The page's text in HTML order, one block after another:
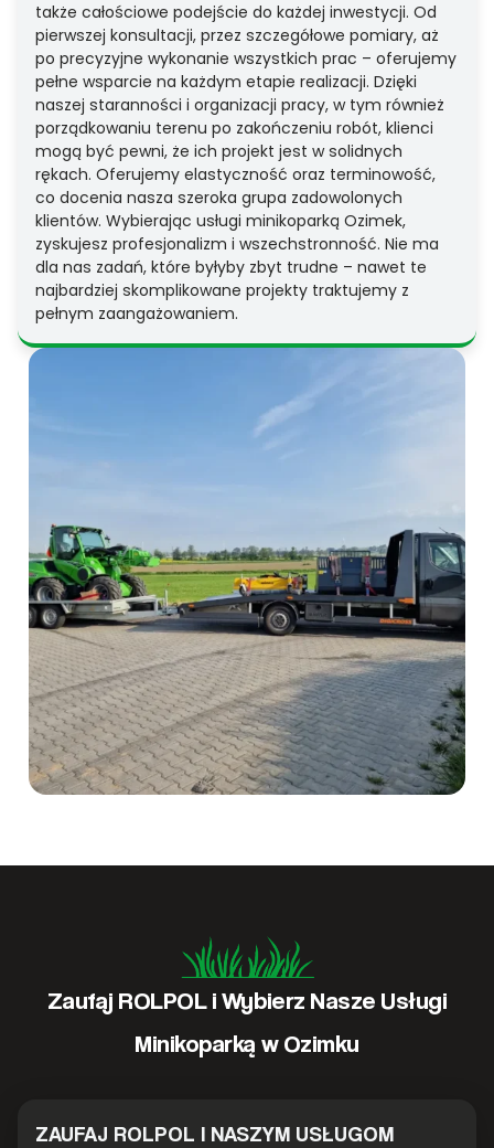
także całościowe podejście do każdej inwestycji. Od
pierwszej konsultacji, przez szczegółowe pomiary, aż
po precyzyjne wykonanie wszystkich prac – oferujemy
pełne wsparcie na każdym etapie realizacji. Dzięki
naszej staranności i organizacji pracy, w tym również
porządkowaniu terenu po zakończeniu robót, klienci
mogą być pewni, że ich projekt jest w solidnych
rękach. Oferujemy elastyczność oraz terminowość,
co docenia nasza szeroka grupa zadowolonych
klientów. Wybierając usługi minikoparką Ozimek,
zyskujesz profesjonalizm i wszechstronność. Nie ma
dla nas zadań, które byłyby zbyt trudne – nawet te
najbardziej skomplikowane projekty traktujemy z
pełnym zaangażowaniem.
Zaufaj ROLPOL i Wybierz Nasze Usługi
Minikoparką w Ozimku
ZAUFAJ ROLPOL I NASZYM USŁUGOM